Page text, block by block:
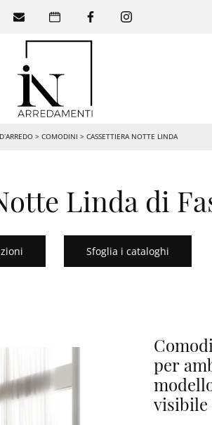
> COMODINI > CASSETTIERA NOTTE LINDA
Linda di
Sfoglia i cataloghi
per